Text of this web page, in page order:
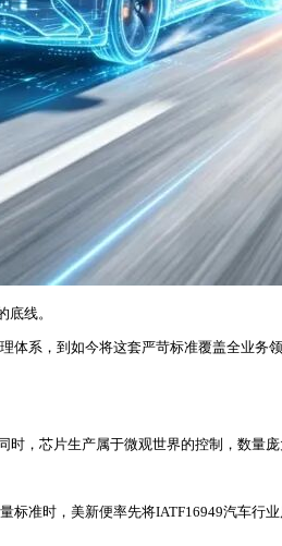
线。
系，到如今将这套严苛标准覆盖全业
，芯片生产属于微观世界的控制，数量
准时，美新便率先将IATF16949汽车